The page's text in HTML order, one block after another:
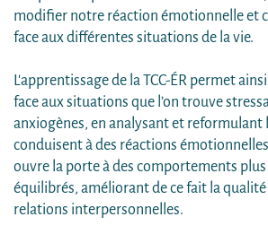
modifier notre réaction émotionnelle et
face aux différentes situations de la vie.
L'apprentissage de la TCC-ÉR permet
face aux situations que l’on trouve
anxiogènes, en analysant et reformulant
conduisent à des réactions
ouvre la porte à des comportements
équilibrés, améliorant de ce fait la qualité
relations interpersonnelles.